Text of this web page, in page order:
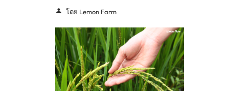
โดย Lemon Farm